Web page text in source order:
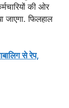
की ओर
जाएगा. फिलहाल
से रेप,